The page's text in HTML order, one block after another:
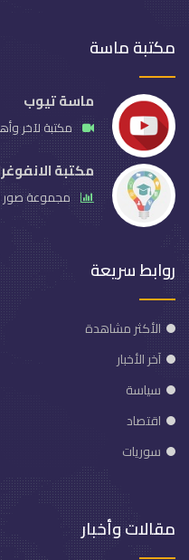
مكتبة ماسة
ماسة تيوب
مكتبة لآخر
مكتبة
مجموعة صور
روابط سريعة
الأكثر مشاهدة
آخر الأخبار
سياسة
اقتصاد
سوريات
مقالات وأخبار